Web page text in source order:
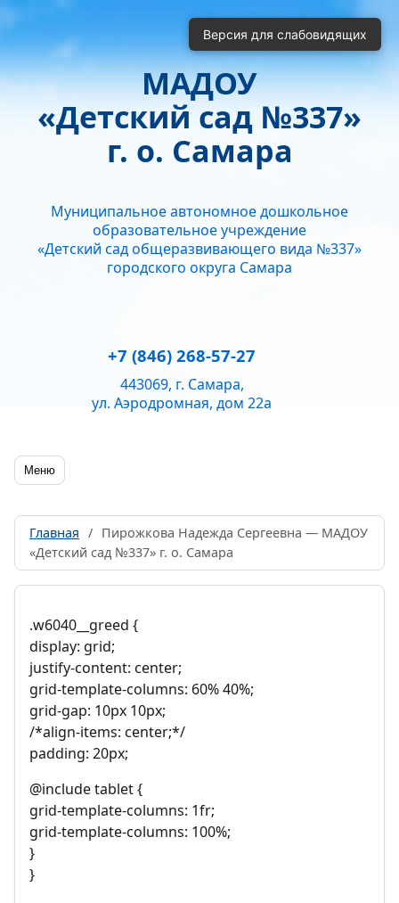
МАДОУ
«Детский сад №337»
г. о. Самара
Муниципальное автономное дошкольное
образовательное учреждение
«Детский сад общеразвивающего вида №337»
городского округа Самара
+7 (846) 268-57-27
443069, г. Самара,
ул. Аэродромная, дом 22а
Меню
Главная / Пирожкова Надежда Сергеевна — МАДОУ
«Детский сад №337» г. о. Самара
.w6040__greed {
display: grid;
justify-content: center;
grid-template-columns: 60% 40%;
grid-gap: 10px 10px;
/*align-items: center;*/
padding: 20px;
@include tablet {
grid-template-columns: 1fr;
grid-template-columns: 100%;
}
}
Версия для слабовидящих
Монохромные изображения
Отключить Flash
Кернинг
Стандартный Средний Большой
Интервал
Полуторный Двойной
Без засечек С засечками
Нормально